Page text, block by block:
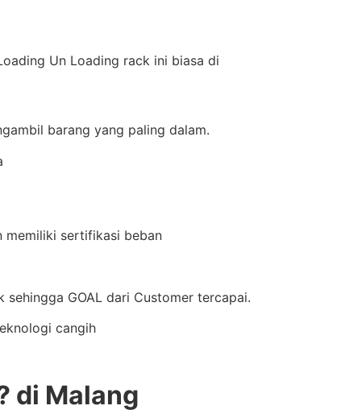
Un Loading rack ini biasa di
barang yang paling dalam.
memiliki sertifikasi beban
GOAL dari Customer tercapai.
cangih
di Malang